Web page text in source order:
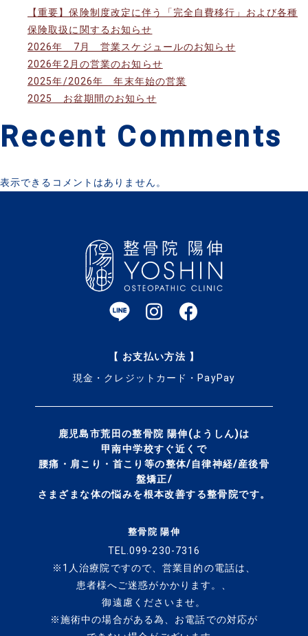
【重要】保険制度改定に伴う「完全自費移行」および各種
保険取扱に関するお知らせ
2026年 7月 営業スケジュールのお知らせ
2026年2月の営業のお知らせ
2025年/2026年 年末年始の営業
2025 お盆期間のお知らせ
Recent Comments
表示できるコメントはありません。
【 お支払い方法 】
現金・クレジットカード・PayPay
鹿児島市荒田の整骨院 陽伸(ようしん)は
甲南中学校すぐ近くで
腰痛・肩こり・首こり等の整体/自律神経/産後骨
盤矯正/
さまざまな体の悩みを根本改善する整骨院です。
整骨院 陽伸
TEL.099-230-7316
※1人治療院ですので、営業目的の電話は、
患者様へご迷惑がかかります。、
御遠慮くださいませ。
※施術中の場合がある為、 お電話での対応が